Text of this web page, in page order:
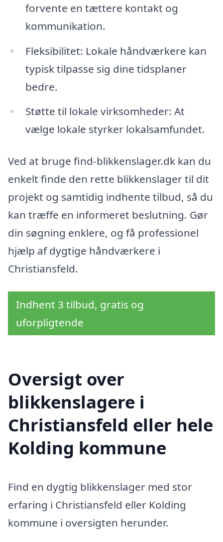
forvente en tættere kontakt og
kommunikation.
Fleksibilitet: Lokale håndværkere kan
typisk tilpasse sig dine tidsplaner
bedre.
Støtte til lokale virksomheder: At
vælge lokale styrker lokalsamfundet.
Ved at bruge find-blikkenslager.dk kan du
enkelt finde den rette blikkenslager til dit
projekt og samtidig indhente tilbud, så du
kan træffe en informeret beslutning. Gør
din søgning enklere, og få professionel
hjælp af dygtige håndværkere i
Christiansfeld.
Indhent 3 tilbud, gratis og
uforpligtende
Oversigt over
blikkenslagere i
Christiansfeld eller hele
Kolding kommune
Find en dygtig blikkenslager med stor
erfaring i Christiansfeld eller Kolding
kommune i oversigten herunder.